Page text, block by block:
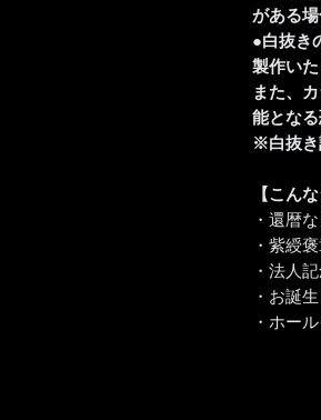
がある場
●白抜き
製作いた
また、
能とな
※白抜き
【こん
・還暦
・紫綬
・法人
・お誕
・ホー